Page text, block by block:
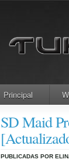
Principal
SD Maid
PUBLICADAS POR